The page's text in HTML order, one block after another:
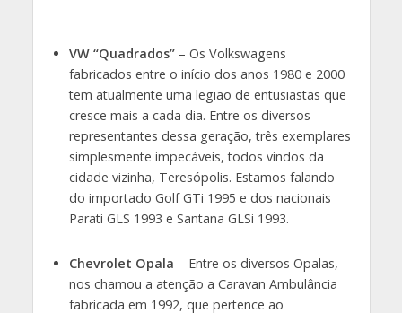
VW “Quadrados”– Os Volkswagens
fabricados entre o início dos anos 1980 e 2000
tem atualmente uma legião de entusiastas que
cresce mais a cada dia. Entre os diversos
representantes dessa geração, três exemplares
simplesmente impecáveis, todos vindos da
cidade vizinha, Teresópolis. Estamos falando
do importado Golf GTi 1995 e dos nacionais
Parati GLS 1993 e Santana GLSi 1993.
Chevrolet Opala – Entre os diversos Opalas,
nos chamou a atenção a Caravan Ambulância
fabricada em 1992, que pertence ao